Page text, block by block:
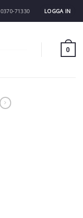
0370-71330 LOGGA IN
0